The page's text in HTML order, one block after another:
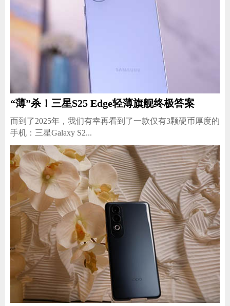
“薄”杀！三星S25 Edge轻薄旗舰终极答案
而到了2025年，我们有幸再看到了一款仅有3颗硬币厚度的
手机：三星Galaxy S2...